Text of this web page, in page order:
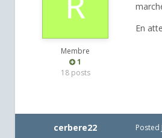
Membre
1
18 posts
En
cerbere22 Posted